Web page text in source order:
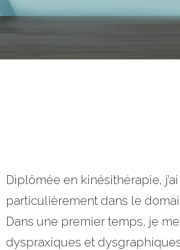
Diplômée en kinésithérapie,
particulièrement dans le
Dans une premier temps, je
dyspraxiques et